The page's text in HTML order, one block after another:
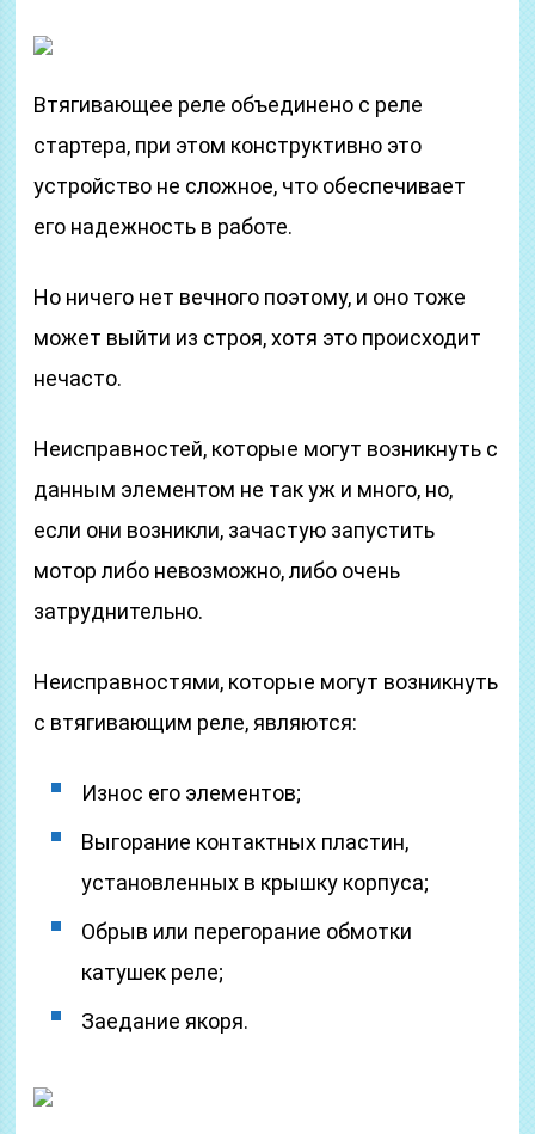
Втягивающее реле объединено с реле
стартера, при этом конструктивно это
устройство не сложное, что обеспечивает
его надежность в работе.
Но ничего нет вечного поэтому, и оно тоже
может выйти из строя, хотя это происходит
нечасто.
Неисправностей, которые могут возникнуть с
данным элементом не так уж и много, но,
если они возникли, зачастую запустить
мотор либо невозможно, либо очень
затруднительно.
Неисправностями, которые могут возникнуть
с втягивающим реле, являются:
Износ его элементов;
Выгорание контактных пластин,
установленных в крышку корпуса;
Обрыв или перегорание обмотки
катушек реле;
Заедание якоря.